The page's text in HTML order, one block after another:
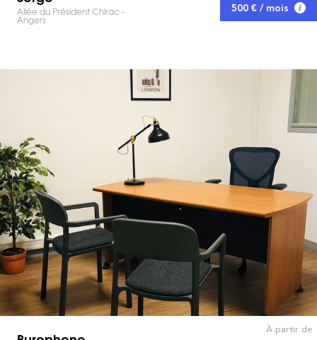
Allée du Président Chirac -
Angers
500 € / mois
À partir de